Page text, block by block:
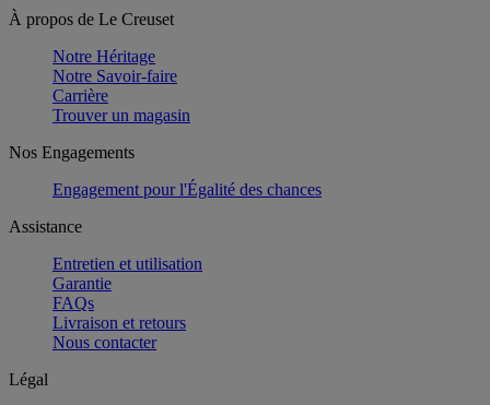
À propos de Le Creuset
Notre Héritage
Notre Savoir-faire
Carrière
Trouver un magasin
Nos Engagements
Engagement pour l'Égalité des chances
Assistance
Entretien et utilisation
Garantie
FAQs
Livraison et retours
Nous contacter
Légal